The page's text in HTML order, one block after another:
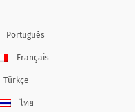
Português
Français
Türkçe
ไทย